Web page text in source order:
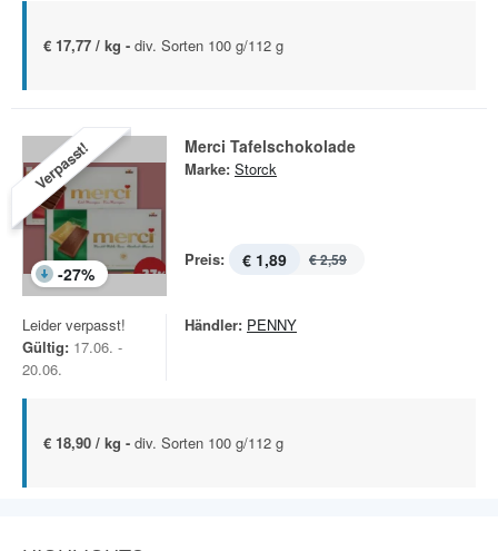
€ 17,77 / kg - div. Sorten 100 g/112 g
Verpasst!
-27%
Merci Tafelschokolade
Marke: Storck
Preis: € 1,89 € 2,59
Leider verpasst!
Gültig: 17.06. -
20.06.
Händler: PENNY
€ 18,90 / kg - div. Sorten 100 g/112 g